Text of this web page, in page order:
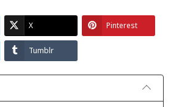
X Pinterest
Tumblr